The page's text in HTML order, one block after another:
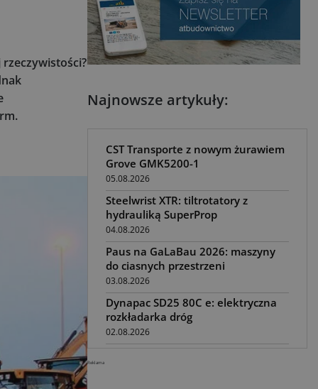
Najnowsze artykuły:
CST Transporte z nowym żurawiem
Grove GMK5200-1
05.08.2026
Steelwrist XTR: tiltrotatory z
hydrauliką SuperProp
04.08.2026
Paus na GaLaBau 2026: maszyny
do ciasnych przestrzeni
03.08.2026
Dynapac SD25 80C e: elektryczna
rozkładarka dróg
02.08.2026
Reklama